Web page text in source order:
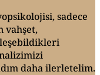
sadece
vahşet,
daha ilerletelim.